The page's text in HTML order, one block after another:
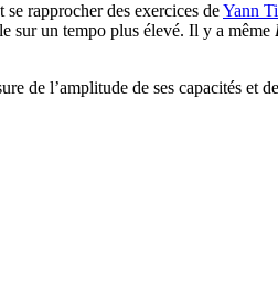
rapprocher des exercices deYann
sur un tempo plus élevé. Il y a même
de l’amplitude de ses capacités et